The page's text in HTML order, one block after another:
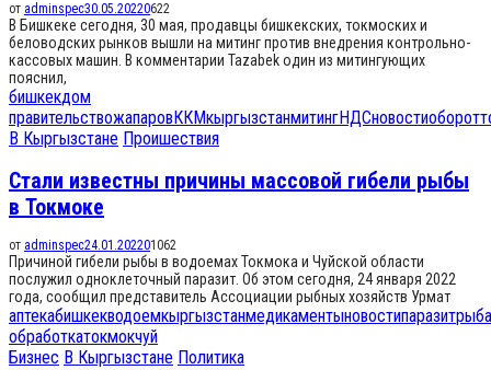
от adminspec30.05.20220622
В Бишкеке сегодня, 30 мая, продавцы бишкекских, токмоских и
беловодских рынков вышли на митинг против внедрения контрольно-
кассовых машин. В комментарии Tazabek один из митингующих
пояснил,
бишкекдом
правительствожапаров ККМкыргызстанмитингНДСновостиоборот
В Кыргызстане Проишествия
Стали известны причины массовой гибели рыбы
в Токмоке
от adminspec24.01.202201062
Причиной гибели рыбы в водоемах Токмока и Чуйской области
послужил одноклеточный паразит. Об этом сегодня, 24 января 2022
года, сообщил представитель Ассоциации рыбных хозяйств Урмат
аптекабишкекводоемкыргызстанмедикаментыновостипаразитрыба
обработкатокмокчуй
Бизнес В Кыргызстане Политика